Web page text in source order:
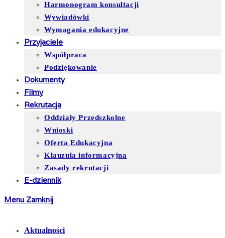
Harmonogram konsultacji
Wywiadówki
Wymagania edukacyjne
Przyjaciele
Współpraca
Podziękowanie
Dokumenty
Filmy
Rekrutacja
Oddziały Przedszkolne
Wnioski
Oferta Edukacyjna
Klauzula informacyjna
Zasady rekrutacji
E-dziennik
Menu Zamknij
Aktualności